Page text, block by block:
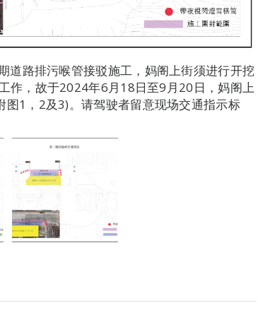
道路排污喉管接驳施工，妈阁上街须进行开挖
作，故于2024年6月18日至9月20日，妈阁上
1，2及3)。请驾驶者留意现场交通指示标